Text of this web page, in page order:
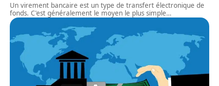
Un virement bancaire est un type de transfert électronique de
fonds. C'est généralement le moyen le plus simple…